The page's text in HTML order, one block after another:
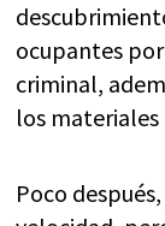
ocupantes
criminal,
los
Poco